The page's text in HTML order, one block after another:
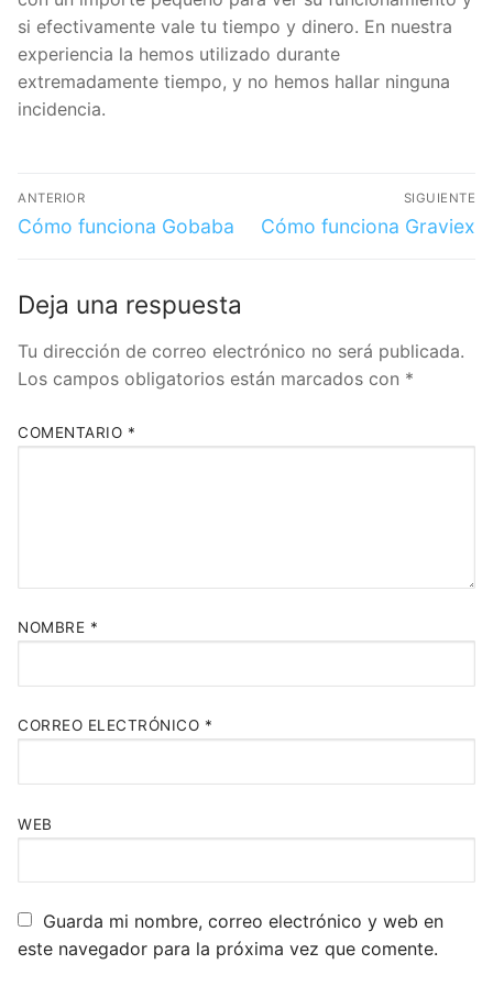
funcionamiento y si efectivamente vale tu tiempo y
dinero. En nuestra experiencia la hemos utilizado
durante extremadamente tiempo, y no hemos hallar
ninguna incidencia.
ANTERIOR
Cómo funciona
SIGUIENTE
Cómo funciona Graviex
Tu dirección de correo electrónico no será
con*
NOMBRE*
CORREO ELECTRÓNICO*
WEB
👇Get 10€ when you Create an
Account with Bitvavo 👇